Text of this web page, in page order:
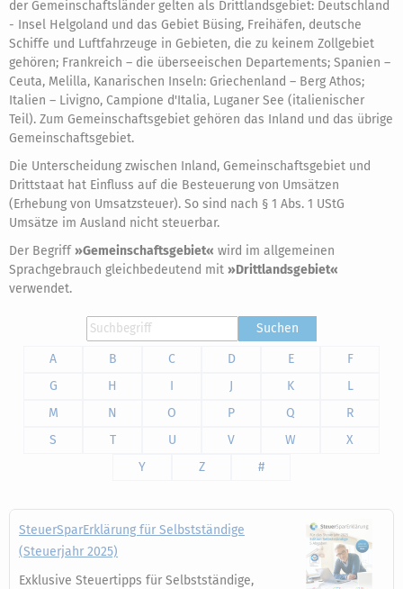
der Gemeinschaftsländer gelten als Drittlandsgebiet: Deutschland
- Insel Helgoland und das Gebiet Büsing, Freihäfen, deutsche
Schiffe und Luftfahrzeuge in Gebieten, die zu keinem Zollgebiet
gehören; Frankreich – die überseeischen Departements; Spanien –
Ceuta, Melilla, Kanarischen Inseln: Griechenland – Berg Athos;
Italien – Livigno, Campione d'Italia, Luganer See (italienischer
Teil). Zum Gemeinschaftsgebiet gehören das Inland und das übrige
Gemeinschaftsgebiet.
Die Unterscheidung zwischen Inland, Gemeinschaftsgebiet und
Drittstaat hat Einfluss auf die Besteuerung von Umsätzen
(Erhebung von Umsatzsteuer). So sind nach § 1 Abs. 1 UStG
Umsätze im Ausland nicht steuerbar.
Der Begriff»Gemeinschaftsgebiet« wird im allgemeinen
Sprachgebrauch gleichbedeutend mit »Drittlandsgebiet«
verwendet.
Suchen
A
B C D E
F
G
H I J K
L
M
N O P Q
R
S
T U V W
X
Y
Z #
SteuerSparErklärung für Selbstständige
(Steuerjahr 2025)
Exklusive Steuertipps für Selbstständige,